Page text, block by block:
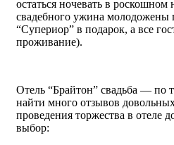
остаться ночевать в роскошном
свадебного ужина молодожены
“Супериор” в подарок, а все
проживание).
Отель “Брайтон” свадьба — по
найти много отзывов
проведения торжества в отеле
выбор: